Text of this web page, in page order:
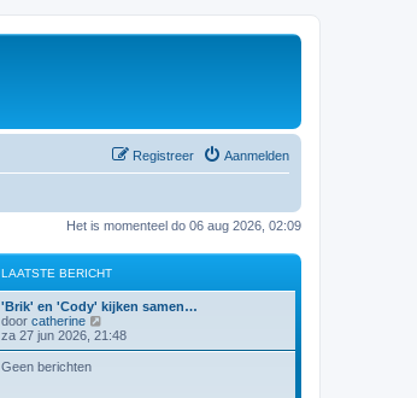
Aanmelden
Registreer
Het is momenteel do 06 aug 2026, 02:09
LAATSTE BERICHT
'Brik' en 'Cody' kijken samen…
door catherine
e
k
za 27 jun 2026, 21:48
Geen berichten